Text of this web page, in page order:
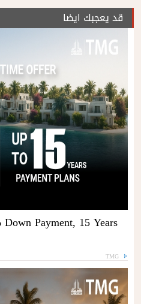
قد يعجبك ايضا
Payment, 15 Years
TMG